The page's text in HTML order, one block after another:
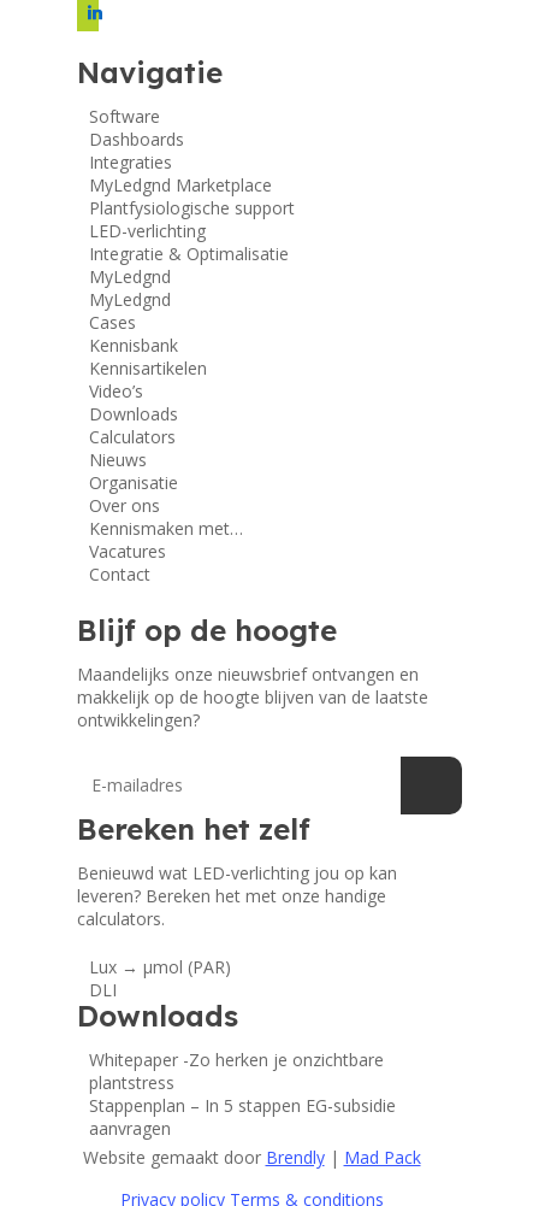
Navigatie
Software
Dashboards
Integraties
MyLedgnd Marketplace
Plantfysiologische support
LED-verlichting
Integratie & Optimalisatie
MyLedgnd
MyLedgnd
Cases
Kennisbank
Kennisartikelen
Video’s
Downloads
Calculators
Nieuws
Organisatie
Over ons
Kennismaken met…
Vacatures
Contact
Blijf op de hoogte
Maandelijks onze nieuwsbrief ontvangen en
makkelijk op de hoogte blijven van de laatste
ontwikkelingen?
Bereken het zelf
Benieuwd wat LED-verlichting jou op kan
leveren? Bereken het met onze handige
calculators.
Lux → μmol (PAR)
DLI
Downloads
Whitepaper -Zo herken je onzichtbare
plantstress
Stappenplan – In 5 stappen EG-subsidie
aanvragen
Website gemaakt door Brendly| Mad Pack
Privacy policy Terms & conditions